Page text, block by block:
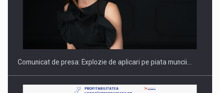
PUTTING ROMANIAN CORPORATE COMPANIES ON THE
INTERNATIONAL BUSINESS SCENE
Comunicat de presa: Explozie de aplicari pe piata muncii…